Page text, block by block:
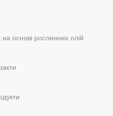
основі рослинних олій